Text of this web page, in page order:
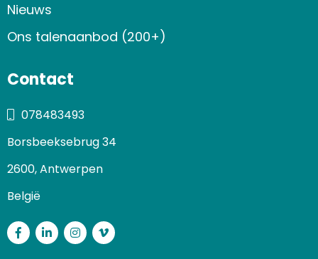
Nieuws
Ons talenaanbod (200+)
Contact
078483493
Borsbeeksebrug 34
2600, Antwerpen
België
Facebook
LinkedInInstagram
Vimeo